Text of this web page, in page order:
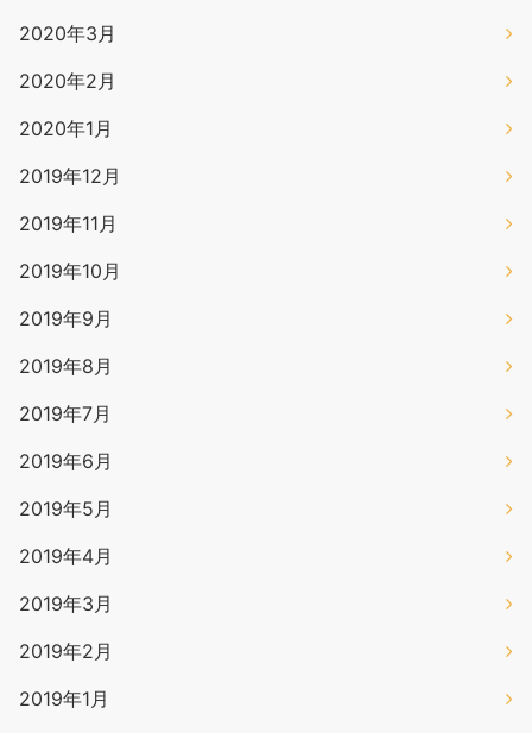
2020年3月
2020年2月
2020年1月
2019年12月
2019年11月
2019年10月
2019年9月
2019年8月
2019年7月
2019年6月
2019年5月
2019年4月
2019年3月
2019年2月
2019年1月